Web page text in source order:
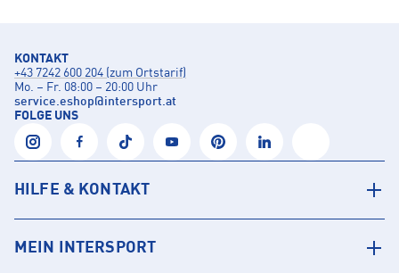
KONTAKT
+43 7242 600 204 (zum Ortstarif)
Mo. – Fr. 08:00 – 20:00 Uhr
service.eshop@intersport.at
FOLGE UNS
HILFE & KONTAKT
MEIN INTERSPORT